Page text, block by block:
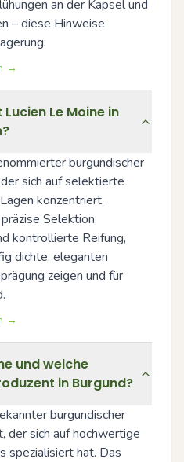
an der Kapsel und
– diese Hinweise
→
Le Moine in
burgundischer
sich auf selektierte
konzentriert.
Selektion,
kontrollierte Reifung,
dichte, eleganten
zeigen und für
→
und welche
in Burgund?
burgundischer
der sich auf hochwertige
spezialisiert hat. Das